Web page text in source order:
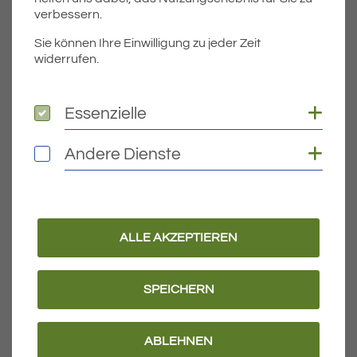
Frank Jehle
07541 9708-40
verbessern.
Sie können Ihre Einwilligung zu jeder Zeit
widerrufen.
Essenzielle
Essenzielle
Andere Dienste
Andere Dienste
ALLE AKZEPTIEREN
SPEICHERN
ABLEHNEN